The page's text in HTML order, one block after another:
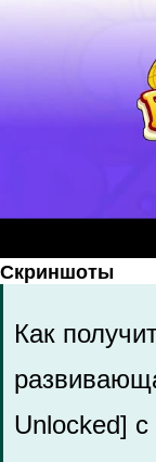
Скриншоты
Как
Unlocked]